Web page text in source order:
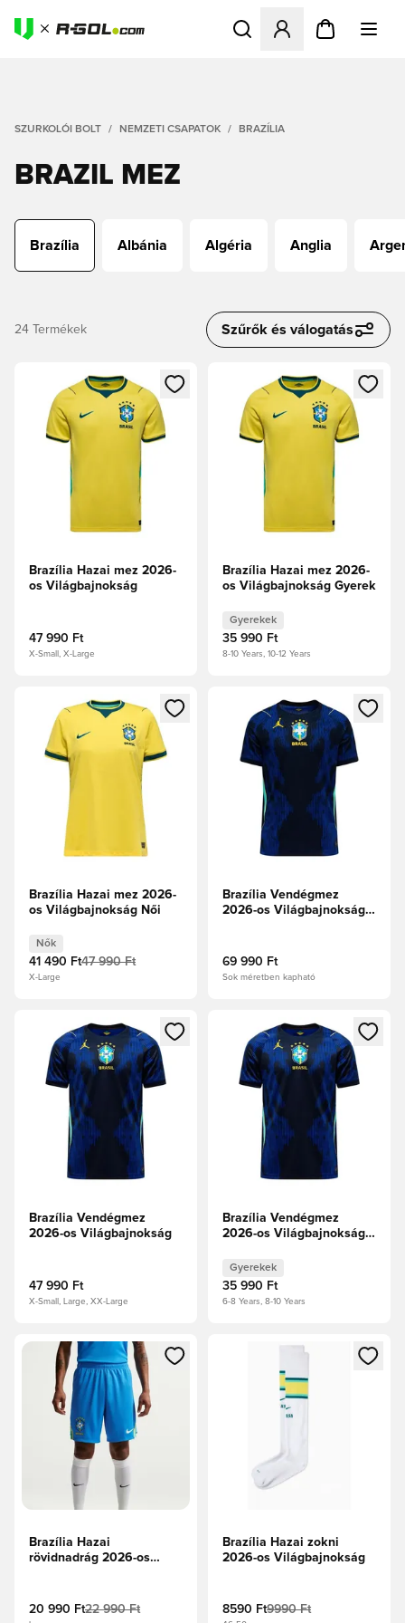
Megnyit egy modált a
SZURKOLÓI BOLT NEMZETI CSAPATOK BRAZÍLIA
BRAZIL MEZ
Brazília Albánia Algéria Anglia
24 Termékek Szűrők és válogatás
Megnyit egy modált a bejelentkezéshez vagy a tagként
Brazília Hazai mez 2026-
os Világbajnokság
47 990 Ft
X-Small, X-Large
Megnyit egy modált a
Brazília Hazai mez 2026-
os Világbajnokság Gyerek
Gyerekek
35 990 Ft
8-10 Years, 10-12 Years
Megnyit egy modált a bejelentkezéshez vagy a tagként
Brazília Hazai mez 2026-
os Világbajnokság Női
Nők
41 490 Ft47 990 Ft
X-Large
Megnyit egy modált a
Brazília Vendégmez
2026-os Világbajnokság
69 990 Ft
Sok méretben kapható
Megnyit egy modált a bejelentkezéshez vagy a tagként
Brazília Vendégmez
2026-os Világbajnokság
47 990 Ft
X-Small, Large, XX-Large
Megnyit egy modált a
Brazília Vendégmez
2026-os Világbajnokság
Gyerekek
35 990 Ft
6-8 Years, 8-10 Years
Megnyit egy modált a bejelentkezéshez vagy a tagként való
Brazília Hazai
rövidnadrág 2026-os
20 990 Ft22 990 Ft
Megnyit egy modált a
Brazília Hazai zokni
2026-os Világbajnokság
8590 Ft9990 Ft